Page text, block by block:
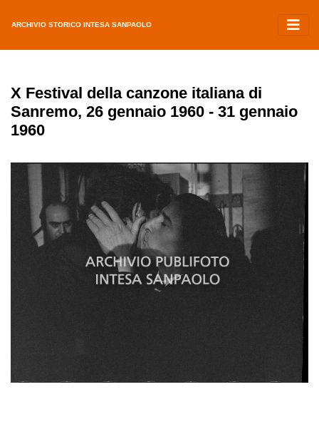
ARCHIVIO STORICO INTESA SANPAOLO
X Festival della canzone italiana di
Sanremo, 26 gennaio 1960 - 31 gennaio
1960